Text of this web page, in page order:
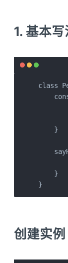
1. 基本写
class
    }
    }
}
创建实例